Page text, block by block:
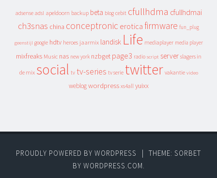
adsense adsl apeldoorn backup beta blog cebit cfullhdma cfullhdmai
ch3snas china conceptronic erotica firmware fun_plug
geenstijl google hdtv heroes jaarmix landisk Life mediaplayer media player
mixfreaks Music nas new york nzbget page3 radio script server slagers in
de mix social tv tv-series tv serie twitter vakantie video
weblog wordpress xs4all yuixx
PROUDLY POWERED BY WORDPRESS |
THEME: SORBET
BY WORDPRESS.COM.